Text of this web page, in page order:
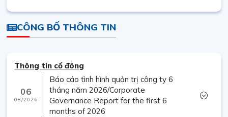
CÔNG BỐ THÔNG TIN
Thông tin cổ đông
06
08/2026
Báo cáo tình hình quản trị công ty 6
tháng năm 2026/Corporate
Governance Report for the first 6
months of 2026